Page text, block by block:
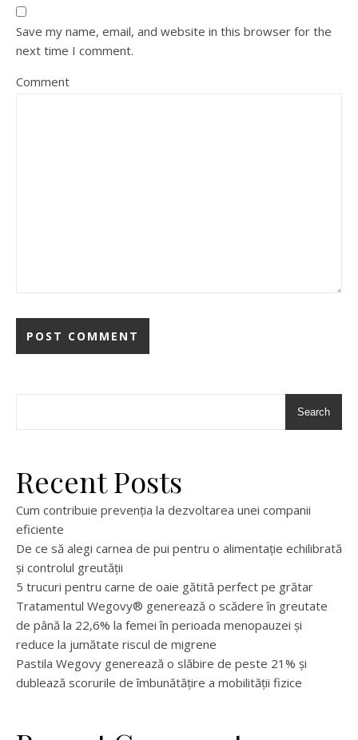
Save my name, email, and website in this browser for the
next time I comment.
Comment
Search
Recent Posts
Cum contribuie prevenția la dezvoltarea unei companii
eficiente
De ce să alegi carnea de pui pentru o alimentație echilibrată
și controlul greutății
5 trucuri pentru carne de oaie gătită perfect pe grătar
Tratamentul Wegovy® generează o scădere în greutate
de până la 22,6% la femei în perioada menopauzei și
reduce la jumătate riscul de migrene
Pastila Wegovy generează o slăbire de peste 21% și
dublează scorurile de îmbunătățire a mobilității fizice